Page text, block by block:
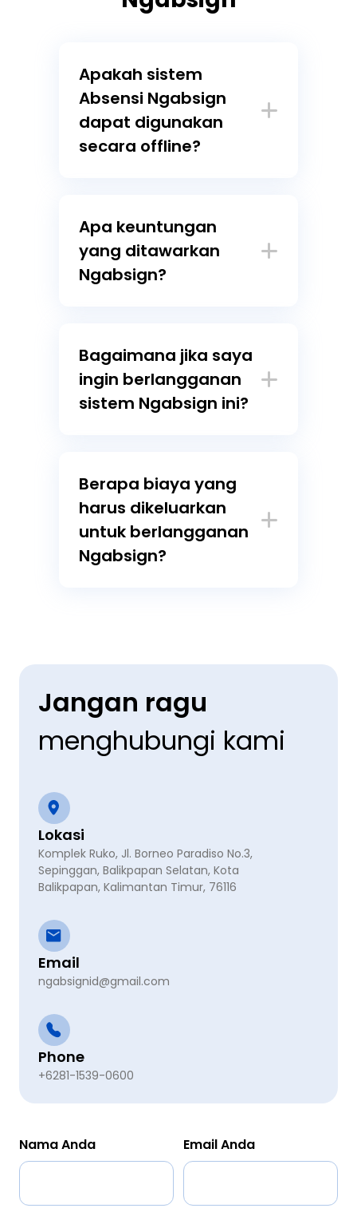
Apakah sistem
Absensi Ngabsign
dapat digunakan
secara offline?
Apa keuntungan
yang ditawarkan
Ngabsign?
Bagaimana jika saya
ingin berlangganan
sistem Ngabsign ini?
Berapa biaya yang
harus dikeluarkan
untuk berlangganan
Ngabsign?
Jangan ragu
menghubungi kami
Lokasi
Komplek Ruko, Jl. Borneo Paradiso No.3,
Sepinggan, Balikpapan Selatan, Kota
Balikpapan, Kalimantan Timur, 76116
Email
ngabsignid@gmail.com
Phone
+6281-1539-0600
Nama Anda Email Anda